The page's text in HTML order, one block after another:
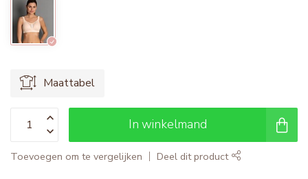
Maattabel
In winkelmand
Toevoegen om te vergelijken Deel dit product